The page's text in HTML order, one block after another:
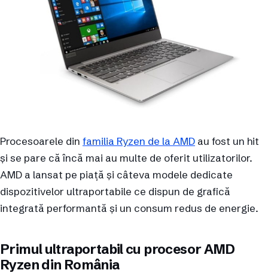
Procesoarele din familia Ryzen de la AMD au fost un hit
și se pare că încă mai au multe de oferit utilizatorilor.
AMD a lansat pe piață și câteva modele dedicate
dispozitivelor ultraportabile ce dispun de grafică
integrată performantă și un consum redus de energie.
Primul ultraportabil cu procesor AMD
Ryzen din România